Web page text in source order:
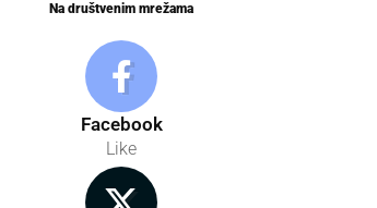
Na društvenim mrežama
Facebook
Like